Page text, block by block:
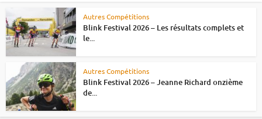
Autres Compétitions
Blink Festival 2026 – Les résultats complets et
le...
Autres Compétitions
Blink Festival 2026 – Jeanne Richard onzième
de...